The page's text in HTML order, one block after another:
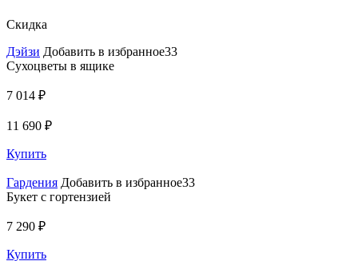
Скидка
Дэйзи Добавить в избранное33
Сухоцветы в ящике
7 014 ₽
11 690 ₽
Купить
Гардения Добавить в избранное33
Букет с гортензией
7 290 ₽
Купить